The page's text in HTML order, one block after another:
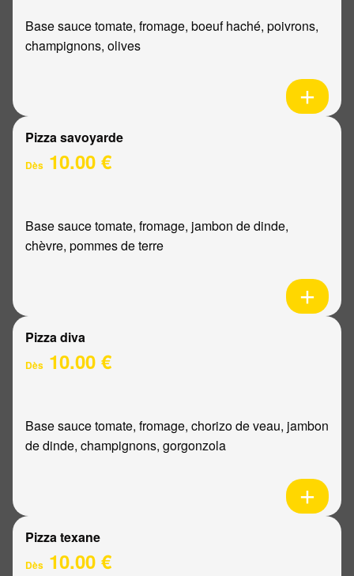
Base sauce tomate, fromage, boeuf haché, poivrons,
champignons, olives
Pizza savoyarde
Dès 10.00 €
Base sauce tomate, fromage, jambon de dinde,
chèvre, pommes de terre
Pizza diva
Dès 10.00 €
Base sauce tomate, fromage, chorizo de veau, jambon
de dinde, champignons, gorgonzola
Pizza texane
Dès 10.00 €